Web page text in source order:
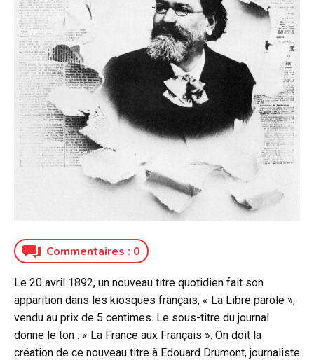
Commentaires : 0
Le 20 avril 1892, un nouveau titre quotidien fait son
apparition dans les kiosques français, « La Libre parole »,
vendu au prix de 5 centimes. Le sous-titre du journal
donne le ton : « La France aux Français ». On doit la
création de ce nouveau titre à Edouard Drumont, journaliste